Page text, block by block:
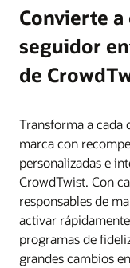
Convierte
seguidor
de
Transforma a cada
marca con
personalizadas e
CrowdTwist. Con
responsables de
activar
programas de
grandes cambios